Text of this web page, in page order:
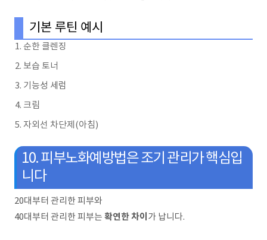
기본 루틴 예시
순한 클렌징
보습 토너
기능성 세럼
크림
자외선 차단제(아침)
10. 피부노화예방법은 조기 관리가 핵심입
니다
20대부터 관리한 피부와
40대부터 관리한 피부는 확연한 차이 가 납니다.